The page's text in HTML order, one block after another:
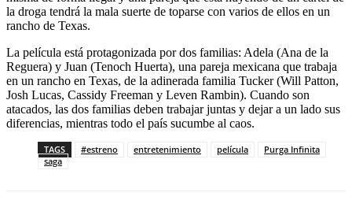
la droga tendrá la mala suerte de toparse con varios de ellos en un
rancho de Texas.
La película está protagonizada por dos familias: Adela (Ana de la
Reguera) y Juan (Tenoch Huerta), una pareja mexicana que trabaja
en un rancho en Texas, de la adinerada familia Tucker (Will Patton,
Josh Lucas, Cassidy Freeman y Leven Rambin). Cuando son
atacados, las dos familias deben trabajar juntas y dejar a un lado sus
diferencias, mientras todo el país sucumbe al caos.
TAGS #estreno entretenimiento película
Purga Infinita
saga